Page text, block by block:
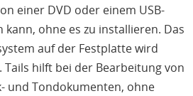
einer DVD oder einem USB-
ohne es zu installieren. Das
auf der Festplatte wird
hilft bei der Bearbeitung von
und Tondokumenten, ohne